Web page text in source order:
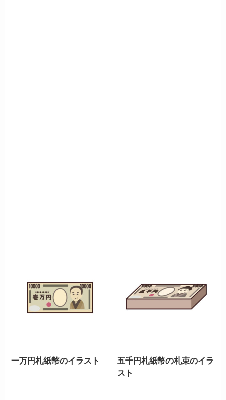
一万円札紙幣のイラスト
五千円札紙幣の札束のイラ
スト